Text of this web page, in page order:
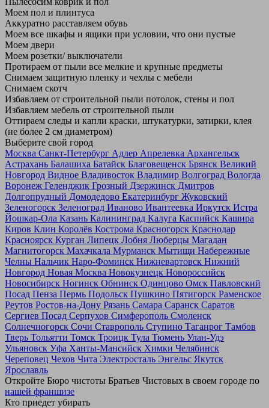
Моем пол и плинтуса
Аккуратно расставляем обувь
Моем все шкафы и ящики при условии, что они пустые
Моем двери
Моем розетки/ выключатели
Протираем от пыли все мелкие и крупные предметы
Снимаем защитную пленку и чехлы с мебели
Снимаем скотч
Избавляем от строительной пыли потолок, стены и пол
Избавляем мебель от строительной пыли
Оттираем следы и капли краски, штукатурки, затирки, клея
(не более 2 см диаметром)
Выберите свой город
Москва Санкт-Петербург Адлер Апрелевка Архангельск
Астрахань Балашиха Батайск Благовещенск Брянск Великий
Новгород Видное Владивосток Владимир Волгоград Вологда
Воронеж Геленджик Грозный Дзержинск Дмитров
Долгопрудный Домодедово Екатеринбург Жуковский
Зеленогорск Зеленоград Иваново Ивантеевка Иркутск Истра
Йошкар-Ола Казань Калининград Калуга Каспийск Кашира
Киров Клин Королёв Кострома Красногорск Краснодар
Красноярск Курган Липецк Лобня Люберцы Магадан
Магнитогорск Махачкала Мурманск Мытищи Набережные
Челны Нальчик Наро-Фоминск Нижневартовск Нижний
Новгород Новая Москва Новокузнецк Новороссийск
Новосибирск Ногинск Обнинск Одинцово Омск Павловский
Посад Пенза Пермь Подольск Пушкино Пятигорск Раменское
Реутов Ростов-на-Дону Рязань Самара Саранск Саратов
Сергиев Посад Серпухов Симферополь Смоленск
Солнечногорск Сочи Ставрополь Ступино Таганрог Тамбов
Тверь Тольятти Томск Троицк Тула Тюмень Улан-Удэ
Ульяновск Уфа Ханты-Мансийск Химки Челябинск
Череповец Чехов Чита Электросталь Энгельс Якутск
Ярославль
Откройте Бюро чистоты Братьев Чистовых в своем городе по
нашей франшизе
Кто приедет убирать